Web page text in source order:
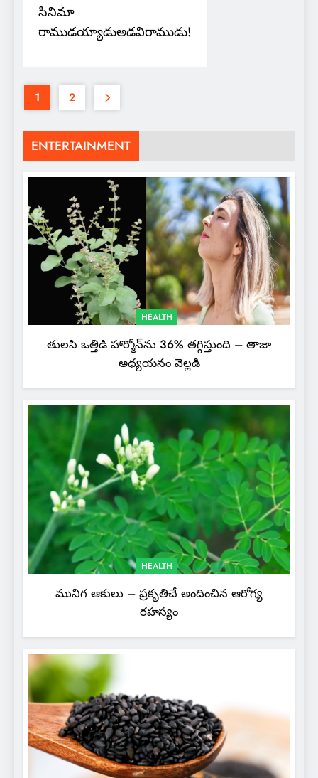
ENTERTAINMENT
HEALTH
తులసి ఒత్తిడి హార్మోన్‌ను 36% తగ్గిస్తుంది – తాజా
అధ్యయనం వెల్లడి
HEALTH
మునిగ ఆకులు – ప్రకృతిచే అందించిన ఆరోగ్య
రహస్యం
సినిమా
రాముడయ్యాడుఅడవిరాముడు!
1 2